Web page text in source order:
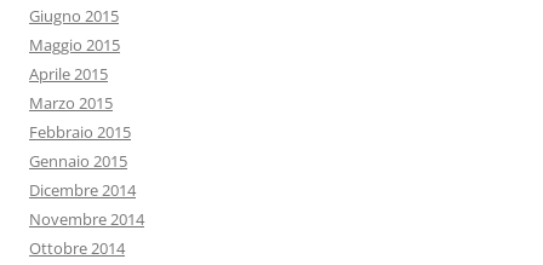
Giugno 2015
Maggio 2015
Aprile 2015
Marzo 2015
Febbraio 2015
Gennaio 2015
Dicembre 2014
Novembre 2014
Ottobre 2014